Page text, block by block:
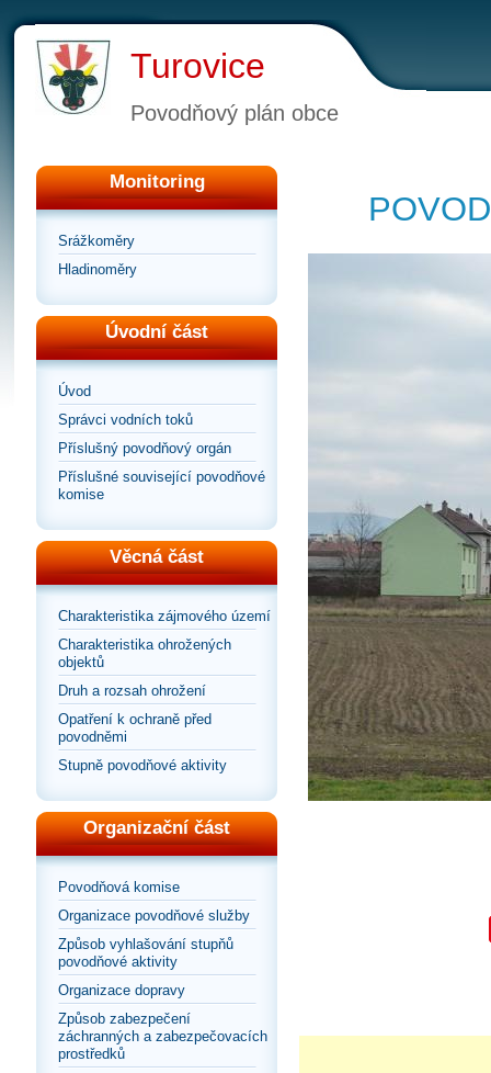
Turovice
Povodňový plán obce
Monitoring
Srážkoměry
Hladinoměry
Úvodní část
Úvod
Správci vodních toků
Příslušný povodňový orgán
Příslušné související povodňové
komise
Věcná část
Charakteristika zájmového území
Charakteristika ohrožených
objektů
Druh a rozsah ohrožení
Opatření k ochraně před
povodněmi
Stupně povodňové aktivity
Organizační část
Povodňová komise
Organizace povodňové služby
Způsob vyhlašování stupňů
povodňové aktivity
Organizace dopravy
Způsob zabezpečení
záchranných a zabezpečovacích
prostředků